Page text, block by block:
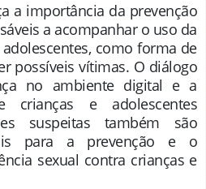
a importância da prevenção
a acompanhar o uso da
como forma de
possíveis vítimas. O diálogo
no ambiente digital e a
crianças e adolescentes
suspeitas também são
para a prevenção e o
sexual contra crianças e